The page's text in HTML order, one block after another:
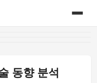
동향 분석